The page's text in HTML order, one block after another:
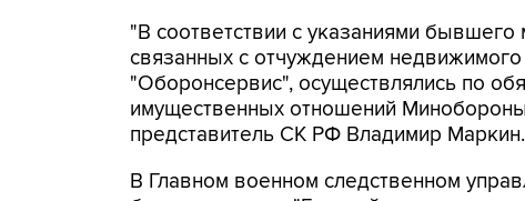
"В соответствии с указаниями
связанных с отчуждением
"Оборонсервис", осуществлялись по
имущественных отношений
представитель СК РФ Владимир Маркин.
В Главном военном следственном